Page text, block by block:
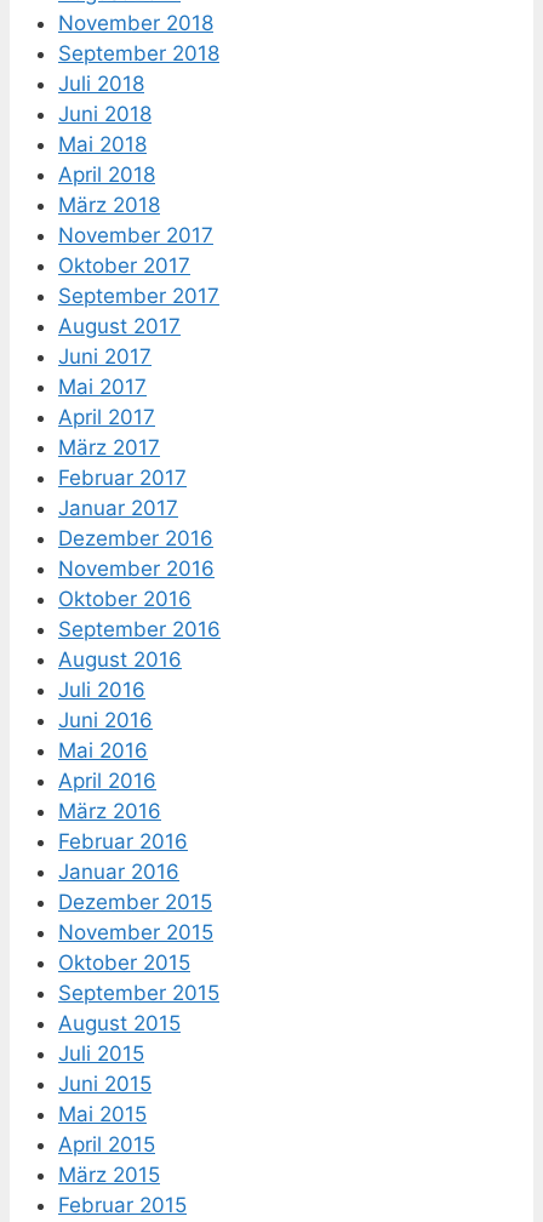
November 2018
September 2018
Juli 2018
Juni 2018
Mai 2018
April 2018
März 2018
November 2017
Oktober 2017
September 2017
August 2017
Juni 2017
Mai 2017
April 2017
März 2017
Februar 2017
Januar 2017
Dezember 2016
November 2016
Oktober 2016
September 2016
August 2016
Juli 2016
Juni 2016
Mai 2016
April 2016
März 2016
Februar 2016
Januar 2016
Dezember 2015
November 2015
Oktober 2015
September 2015
August 2015
Juli 2015
Juni 2015
Mai 2015
April 2015
März 2015
Februar 2015